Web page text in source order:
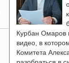
Курбан Омаров
видео, в
Комитета